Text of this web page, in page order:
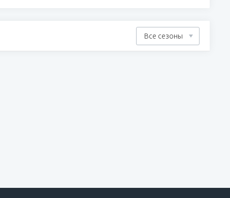
Все сезоны